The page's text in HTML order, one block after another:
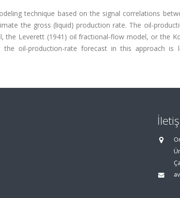
technique based on the signal correlations
the gross (liquid) production rate. The oil-
Leverett (1941) oil fractional-flow model, or the
oil-production-rate forecast in this approach is